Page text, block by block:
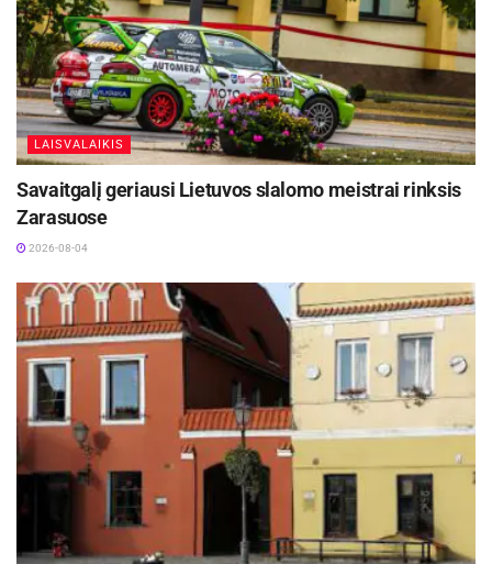
LAISVALAIKIS
Savaitgalį geriausi Lietuvos slalomo meistrai rinksis
Zarasuose
2026-08-04